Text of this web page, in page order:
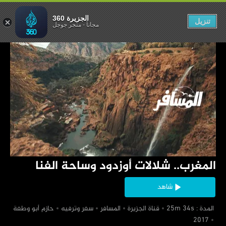
‏المغرب.. شلالات أوزدود وساحة الفنا
شاهد
‏ المدة : 25m 34s
‏قناة الجزيرة ‏المسافر ‏سفر وترفيه
‏حازم أبو وطفة
وساحة الفنا
الجزيرة 360
مجاناً-متجر جوجل تنزيل